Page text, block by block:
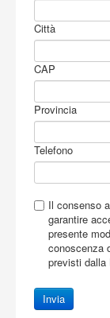
Città
CAP
Provincia
Telefono
Il consenso
garantire
presente
conoscenza
previsti dalla